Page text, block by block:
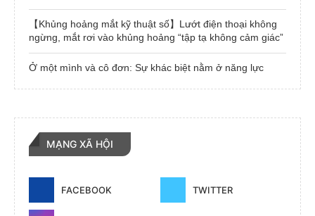
【Khủng hoảng mắt kỹ thuật số】Lướt điện thoại không
ngừng, mắt rơi vào khủng hoảng “tập tạ không cảm giác”
Ở một mình và cô đơn: Sự khác biệt nằm ở năng lực
MẠNG XÃ HỘI
FACEBOOK TWITTER